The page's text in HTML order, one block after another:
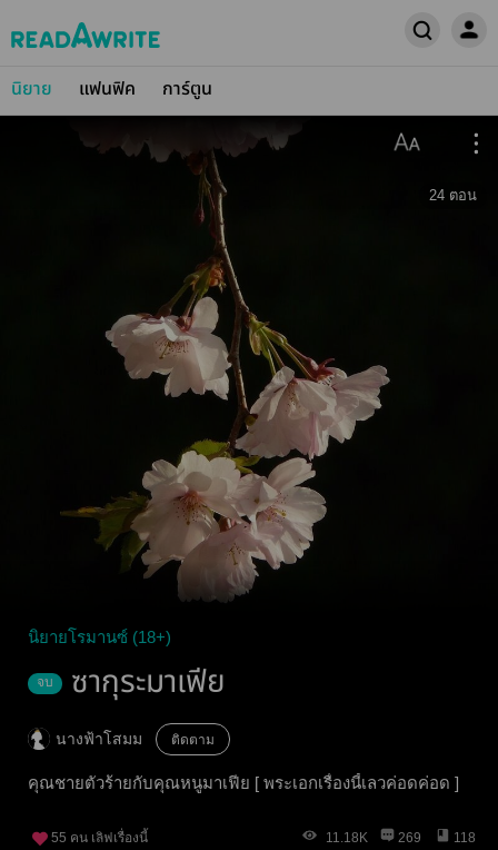
นิยาย แฟนฟิค การ์ตูน
24 ตอน
นิยายโรมานซ์ (18+)
จบ ซากุระมาเฟีย
นางฟ้าโสมม ติดตาม
คุณชายตัวร้ายกับคุณหนูมาเฟีย [ พระเอกเรื่องนี้เลวค่อดค่อด ]
55 คน เลิฟเรื่องนี้ 11.18K 269 118